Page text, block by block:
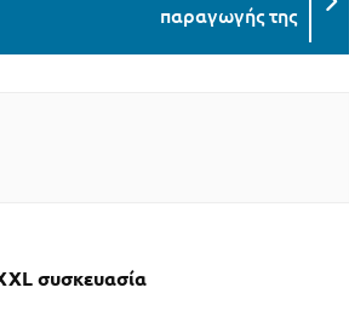
παραγωγής της
συσκευασία